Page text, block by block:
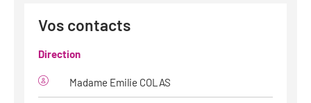
Vos contacts
Direction
Madame Emilie COLAS